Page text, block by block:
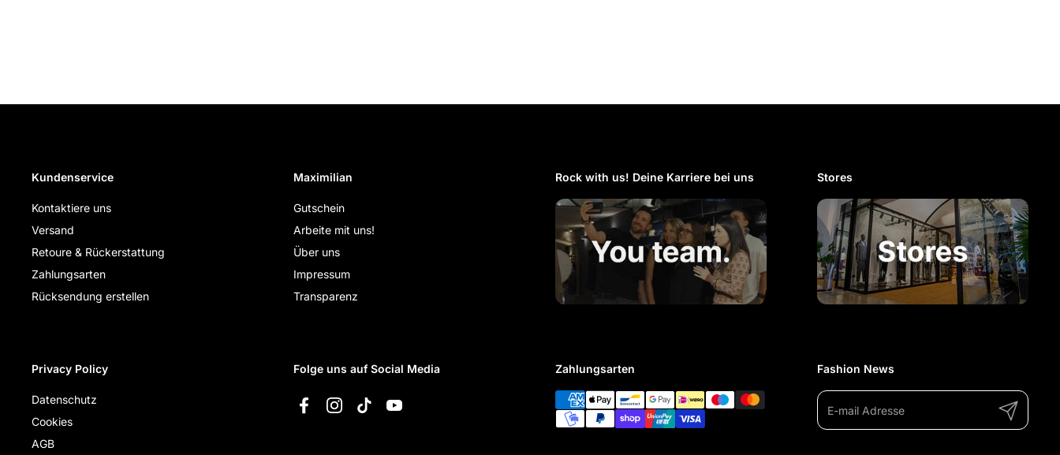
Kundenservice
Kontaktiere uns
Versand
Retoure & Rückerstattung
Zahlungsarten
Rücksendung erstellen
Maximilian
Gutschein
Arbeite mit uns!
Über uns
Impressum
Transparenz
Rock with us! Deine Karriere bei uns​ Stores
Privacy Policy
Datenschutz
Cookies
AGB
Folge uns auf Social Media
FacebookInstagramTikTokYouTube
Zahlungsarten Fashion News
Abonnieren